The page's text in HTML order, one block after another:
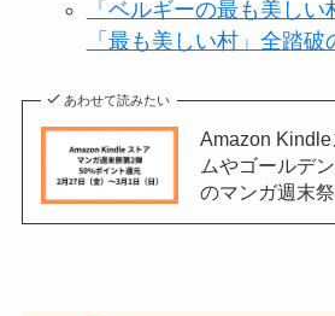
「ベルギーの最も美し
「最も美しい村」全踏破
あわせて読みたい
Amazon
ムやゴールデ
のマンガ週末